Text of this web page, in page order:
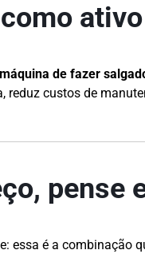
máquina de fazer
reduz custos de
pense
essa é a combinação